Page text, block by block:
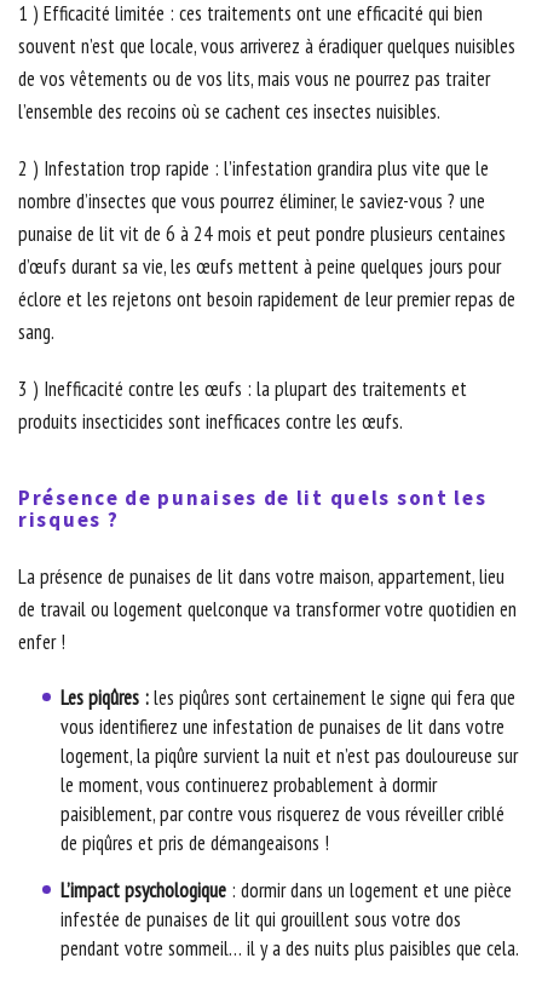
1 ) Efficacité limitée : ces traitements ont une efficacité qui bien
souvent n’est que locale, vous arriverez à éradiquer quelques nuisibles
de vos vêtements ou de vos lits, mais vous ne pourrez pas traiter
l’ensemble des recoins où se cachent ces insectes nuisibles.
2 ) Infestation trop rapide : l’infestation grandira plus vite que le
nombre d’insectes que vous pourrez éliminer, le saviez-vous ? une
punaise de lit vit de 6 à 24 mois et peut pondre plusieurs centaines
d’œufs durant sa vie, les œufs mettent à peine quelques jours pour
éclore et les rejetons ont besoin rapidement de leur premier repas de
sang.
3 ) Inefficacité contre les œufs : la plupart des traitements et
produits insecticides sont inefficaces contre les œufs.
Présence de punaises de lit quels sont les
risques ?
La présence de punaises de lit dans votre maison, appartement, lieu
de travail ou logement quelconque va transformer votre quotidien en
enfer !
Les piqûres :les piqûres sont certainement le signe qui fera que
vous identifierez une infestation de punaises de lit dans votre
logement, la piqûre survient la nuit et n’est pas douloureuse sur
le moment, vous continuerez probablement à dormir
paisiblement, par contre vous risquerez de vous réveiller criblé
de piqûres et pris de démangeaisons !
L’impact psychologique : dormir dans un logement et une pièce
infestée de punaises de lit qui grouillent sous votre dos
pendant votre sommeil… il y a des nuits plus paisibles que cela.